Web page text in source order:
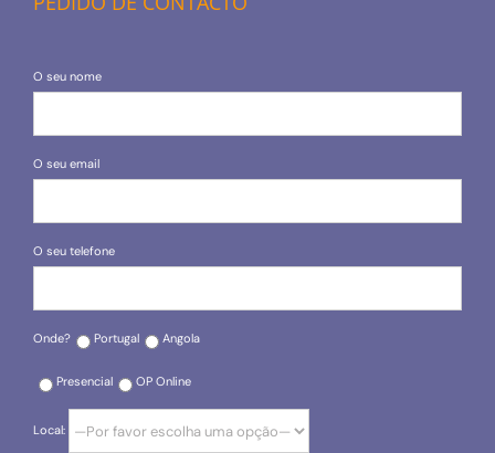
O seu nome
O seu email
O seu telefone
Onde? Portugal Angola
Presencial OP Online
Local: